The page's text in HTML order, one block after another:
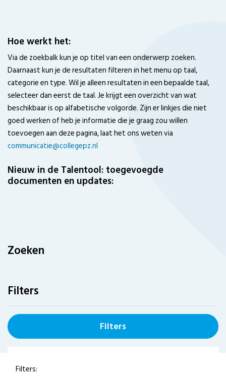
Hoe werkt het:
Via de zoekbalk kun je op titel van een onderwerp zoeken.
Daarnaast kun je de resultaten filteren in het menu op taal,
categorie en type. Wil je alleen resultaten in een bepaalde taal,
selecteer dan eerst de taal. Je krijgt een overzicht van wat
beschikbaar is op alfabetische volgorde. Zijn er linkjes die niet
goed werken of heb je informatie die je graag zou willen
toevoegen aan deze pagina, laat het ons weten via
communicatie@collegepz.nl
Nieuw in de Talentool: toegevoegde
documenten en updates:
Zoeken
Filters
Filters
Filters: